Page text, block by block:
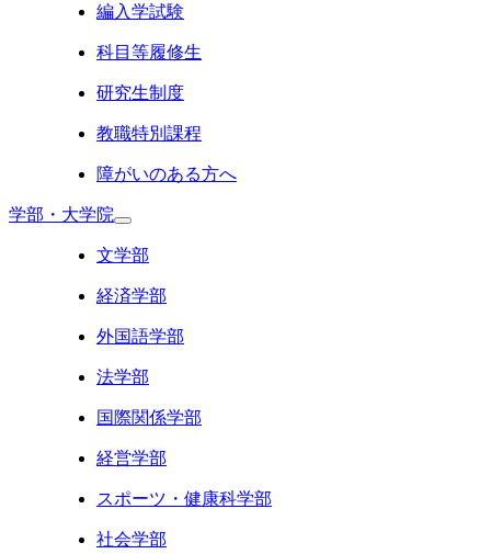
編入学試験
科目等履修生
研究生制度
教職特別課程
障がいのある方へ
学部・大学院
文学部
経済学部
外国語学部
法学部
国際関係学部
経営学部
スポーツ・健康科学部
社会学部